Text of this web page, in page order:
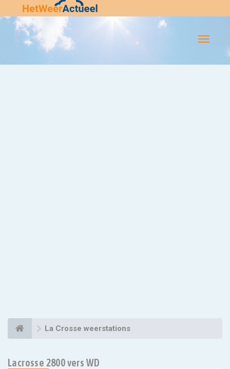
Flip-
Navigatie
La Crosse weerstations
Lacrosse 2800 vers WD